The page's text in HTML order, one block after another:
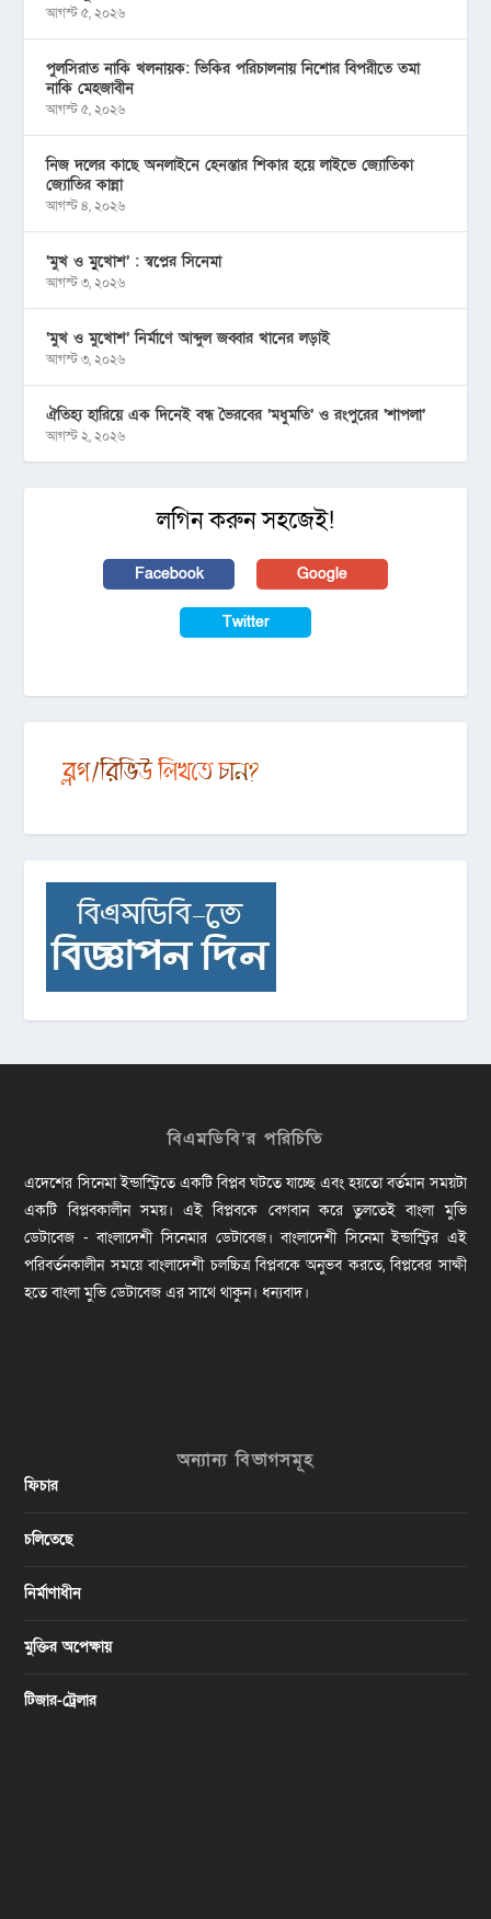
আগস্ট ৫, ২০২৬
পুলসিরাত নাকি খলনায়ক: ভিকির পরিচালনায় নিশোর বিপরীতে তমা
নাকি মেহজাবীন
আগস্ট ৫, ২০২৬
নিজ দলের কাছে অনলাইনে হেনস্তার শিকার হয়ে লাইভে জ্যোতিকা
জ্যোতির কান্না
আগস্ট ৪, ২০২৬
‘মুখ ও মু্খোশ’ : স্বপ্নের সিনেমা
আগস্ট ৩, ২০২৬
‘মুখ ও মুখোশ’ নির্মাণে আব্দুল জব্বার খানের লড়াই
আগস্ট ৩, ২০২৬
ঐতিহ্য হারিয়ে এক দিনেই বন্ধ ভৈরবের ‘মধুমতি’ ও রংপুরের ‘শাপলা’
আগস্ট ২, ২০২৬
লগিন করুন সহজেই!
Facebook Google
Twitter
বিএমডিবি’র পরিচিতি
এদেশের সিনেমা ইন্ডাস্ট্রিতে একটি বিপ্লব ঘটতে যাচ্ছে এবং হয়তো বর্তমান সময়টা
একটি বিপ্লবকালীন সময়। এই বিপ্লবকে বেগবান করে তুলতেই বাংলা মুভি
ডেটাবেজ - বাংলাদেশী সিনেমার ডেটাবেজ। বাংলাদেশী সিনেমা ইন্ডাস্ট্রির এই
পরিবর্তনকালীন সময়ে বাংলাদেশী চলচ্চিত্র বিপ্লবকে অনুভব করতে, বিপ্লবের সাক্ষী
হতে বাংলা মুভি ডেটাবেজ এর সাথে থাকুন। ধন্যবাদ।
অন্যান্য বিভাগসমূহ
ফিচার
চলিতেছে
নির্মাণাধীন
মুক্তির অপেক্ষায়
টিজার-ট্রেলার